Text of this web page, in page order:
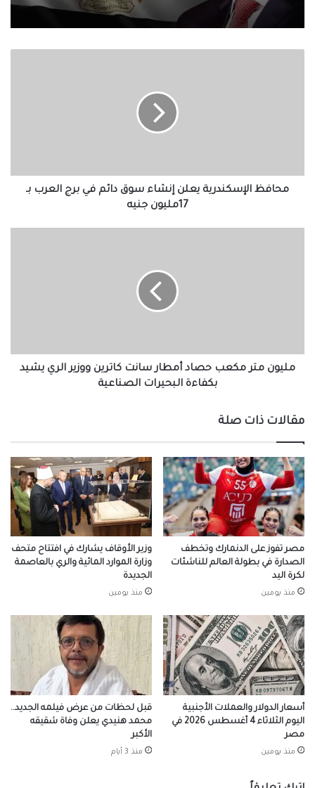
العرب
محافظ الإسكندرية يعلن إنشاء سوق دائم في برج العرب بـ
17مليون جنيه
الري
يشيد
مليون متر مكعب حصاد أمطار سانت كاترين ووزير الري يشيد
بكفاءة البحيرات الصناعية
مقالات ذات صلة
مصر تفوز على الدنمارك وتخطف
الصدارة في بطولة العالم للناشئات
لكرة اليد
منذ يومين
وزير الأوقاف يشارك في افتتاح متحف
وزارة الموارد المائية والري بالعاصمة
الجديدة
منذ يومين
أسعار الدولار والعملات الأجنبية
اليوم الثلاثاء 4 أغسطس 2026 في
مصر
منذ يومين
قبل لحظات من عرض فيلمه الجديد..
محمد هنيدي يعلن وفاة شقيقه
الأكبر
منذ 3 أيام